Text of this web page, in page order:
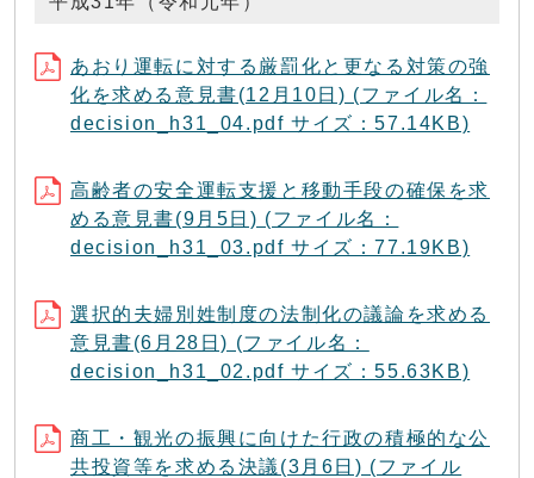
あおり運転に対する厳罰化と更なる対策の強
化を求める意見書(12月10日) (ファイル名：
decision_h31_04.pdf サイズ：57.14KB)
高齢者の安全運転支援と移動手段の確保を求
める意見書(9月5日) (ファイル名：
decision_h31_03.pdf サイズ：77.19KB)
選択的夫婦別姓制度の法制化の議論を求める
意見書(6月28日) (ファイル名：
decision_h31_02.pdf サイズ：55.63KB)
商工・観光の振興に向けた行政の積極的な公
共投資等を求める決議(3月6日) (ファイル